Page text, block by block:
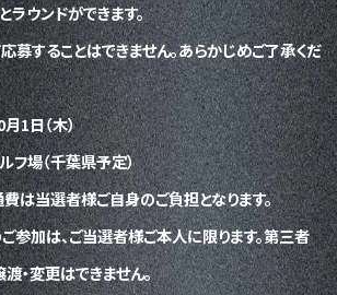
ウンドができます。
募することはできません。あらかじめご了承くだ
1日（木）
フ場（千葉県予定）
は当選者様ご自身のご負担となります。
参加は、ご当選者様ご本人に限ります。第三者
・変更はできません。